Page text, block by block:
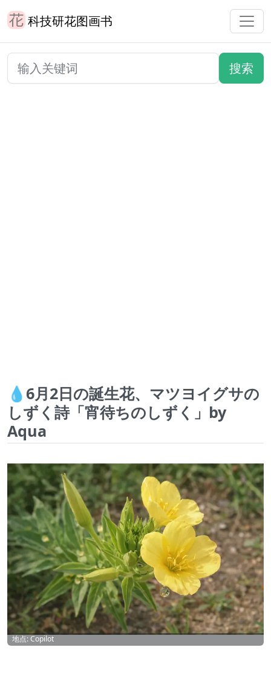
科技研花图画书
💧6月2日の誕生花、マツヨイグサの
しずく詩「宵待ちのしずく」by
Aqua
地点: Copilot